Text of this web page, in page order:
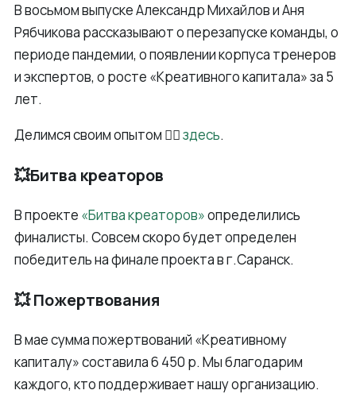
В восьмом выпуске Александр Михайлов и Аня
Рябчикова рассказывают о перезапуске команды, о
периоде пандемии, о появлении корпуса тренеров
и экспертов, о росте «Креативного капитала» за 5
лет.
Делимся своим опытом 👉🏻здесь.
💥Битва креаторов
В проекте «Битва креаторов»определились
финалисты. Совсем скоро будет определен
победитель на финале проекта в г.Саранск.
💥 Пожертвования
В мае сумма пожертвований «Креативному
капиталу» составила 6 450 р. Мы благодарим
каждого, кто поддерживает нашу организацию.